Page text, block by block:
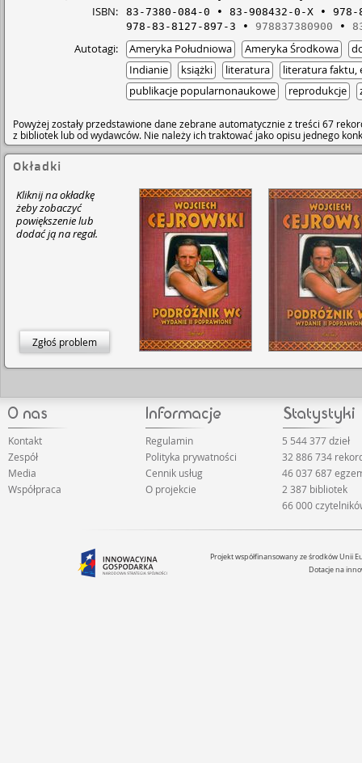
ISBN: 83-7380-084-0 83-908432-0-X
978-
978-83-8127-897-3
978837380900
Autotagi: Ameryka Południowa Ameryka Środkowa
Indianie
książki literatura
literatura faktu,
publikacje popularnonaukowe
reprodukcje
Powyżej zostały przedstawione dane zebrane automatycznie z treści 67
z bibliotek lub od wydawców. Nie należy ich traktować jako opisu jednego
Okładki
Kliknij na okładkę
żeby zobaczyć
powiększenie lub
dodać ją na regał.
Zgłoś problem
Kontakt
Zespół
Media
Współpraca
Regulamin
Polityka prywatności
Cennik usług
O projekcie
5 544 377 dzieł
32 886 734
46 037 687
2 387 bibliotek
66 000
Projekt współfinansowany ze środków Unii
Dotacje na